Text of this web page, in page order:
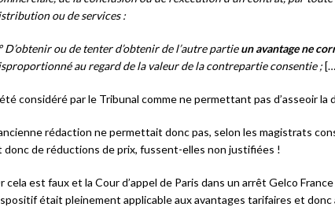
ou de services :
D’obtenir ou de tenter d’obtenir de l’autre partieun avantage ne
au regard de la valeur de la contrepartie consentie ;
considéré par le Tribunal comme ne permettant pas d’asseoir la
rédaction ne permettait donc pas, selon les magistrats
donc de réductions de prix, fussent-elles non justifiées !
cela est faux et la Cour d’appel de Paris dans un arrêt Gelco
était pleinement applicable aux avantages tarifaires et